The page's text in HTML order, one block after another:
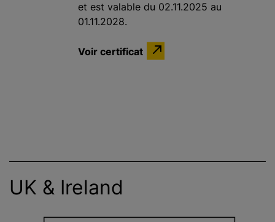
et est valable du 02.11.2025 au
01.11.2028.
Voir certificat
UK & Ireland